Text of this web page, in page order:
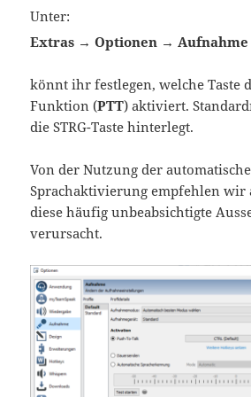
Unter:
Extras → Optionen → Aufnahme
könnt ihr festlegen, welche Taste
Funktion (PTT) aktiviert.
die STRG-Taste hinterlegt.
Von der Nutzung der
Sprachaktivierung empfehlen wir
diese häufig unbeabsichtigte
verursacht.